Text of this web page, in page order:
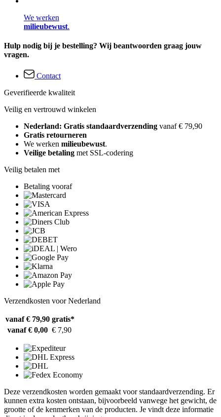
We werken
milieubewust.
Hulp nodig bij je bestelling? Wij beantwoorden graag jouw
vragen.
Contact
Geverifieerde kwaliteit
Veilig en vertrouwd winkelen
Nederland: Gratis standaardverzending vanaf € 79,90
Gratis retourneren
We werken milieubewust.
Veilige betaling met SSL-codering
Veilig betalen met
Betaling vooraf
Verzendkosten voor Nederland
vanaf € 79,90 gratis*
vanaf € 0,00 € 7,90
Deze verzendkosten worden gemaakt voor standaardverzending. Er
kunnen extra kosten ontstaan, bijvoorbeeld vanwege het gewicht, de
grootte of de kenmerken van de producten. Je vindt deze informatie